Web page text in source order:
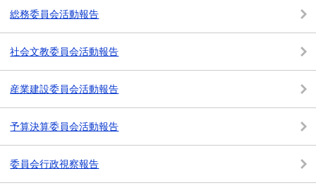
総務委員会活動報告
社会文教委員会活動報告
産業建設委員会活動報告
予算決算委員会活動報告
委員会行政視察報告